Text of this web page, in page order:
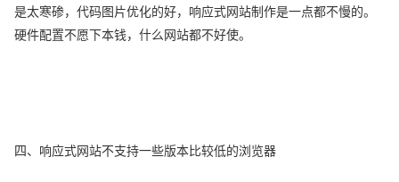
是太寒碜，代码图片优化的好，响应式网站制作是一点都不慢的。
硬件配置不愿下本钱，什么网站都不好使。
四、响应式网站不支持一些版本比较低的浏览器